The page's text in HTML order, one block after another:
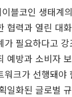
블코인 생태계
협력과 열린 대
가 필요하다고
예방과 소비자
워크가 선행돼야
일화된 글로벌